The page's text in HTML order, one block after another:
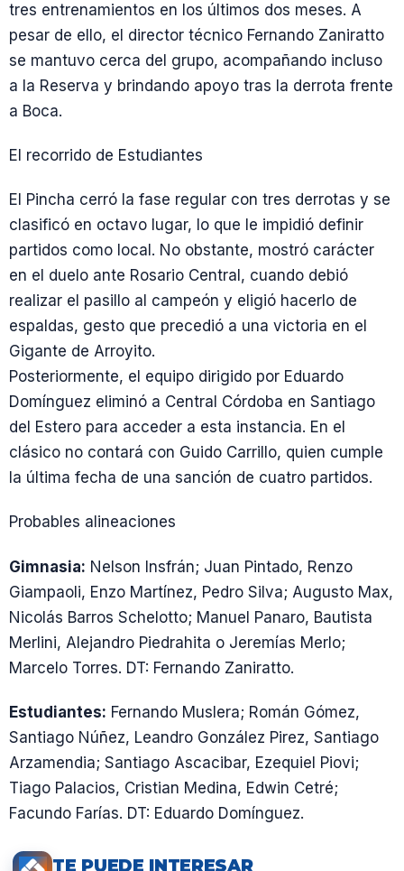
tres entrenamientos en los últimos dos meses. A
pesar de ello, el director técnico Fernando Zaniratto
se mantuvo cerca del grupo, acompañando incluso
a la Reserva y brindando apoyo tras la derrota frente
a Boca.
El recorrido de Estudiantes
El Pincha cerró la fase regular con tres derrotas y se
clasificó en octavo lugar, lo que le impidió definir
partidos como local. No obstante, mostró carácter
en el duelo ante Rosario Central, cuando debió
realizar el pasillo al campeón y eligió hacerlo de
espaldas, gesto que precedió a una victoria en el
Gigante de Arroyito.
Posteriormente, el equipo dirigido por Eduardo
Domínguez eliminó a Central Córdoba en Santiago
del Estero para acceder a esta instancia. En el
clásico no contará con Guido Carrillo, quien cumple
la última fecha de una sanción de cuatro partidos.
Probables alineaciones
Gimnasia: Nelson Insfrán; Juan Pintado, Renzo
Giampaoli, Enzo Martínez, Pedro Silva; Augusto Max,
Nicolás Barros Schelotto; Manuel Panaro, Bautista
Merlini, Alejandro Piedrahita o Jeremías Merlo;
Marcelo Torres. DT: Fernando Zaniratto.
Estudiantes: Fernando Muslera; Román Gómez,
Santiago Núñez, Leandro González Pirez, Santiago
Arzamendia; Santiago Ascacibar, Ezequiel Piovi;
Tiago Palacios, Cristian Medina, Edwin Cetré;
Facundo Farías. DT: Eduardo Domínguez.
TE PUEDE INTERESAR